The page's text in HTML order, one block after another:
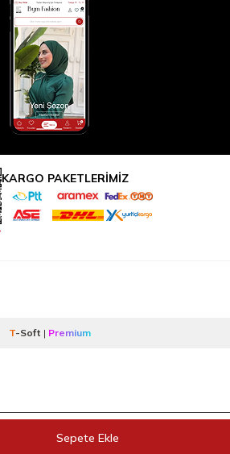
Sepete Ekle
KARGO PAKETLERİMİZ
T-Soft | Premium